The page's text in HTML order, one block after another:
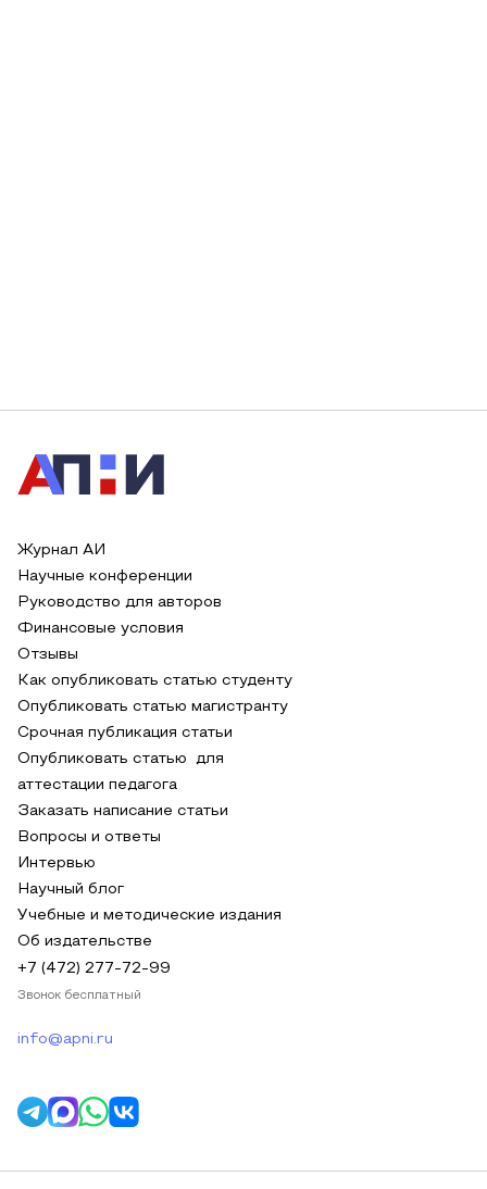
Журнал АИ
Научные конференции
Руководство для авторов
Финансовые условия
Отзывы
Как опубликовать статью студенту
Опубликовать статью магистранту
Срочная публикация статьи
Опубликовать статью для
аттестации педагога
Заказать написание статьи
Вопросы и ответы
Интервью
Научный блог
Учебные и методические издания
Об издательстве
+7 (472) 277-72-99
Звонок бесплатный
info@apni.ru